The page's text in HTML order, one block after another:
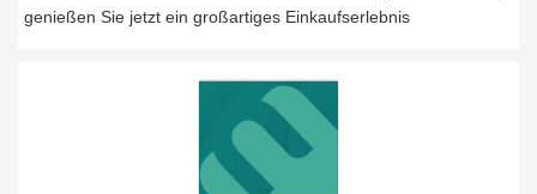
genießen Sie jetzt ein großartiges Einkaufserlebnis